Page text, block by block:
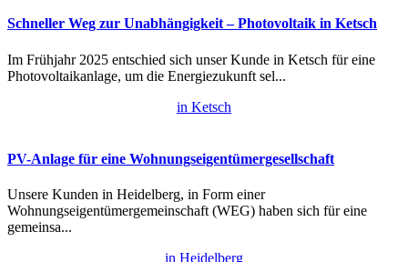
Schneller Weg zur Unabhängigkeit – Photovoltaik in Ketsch
Im Frühjahr 2025 entschied sich unser Kunde in Ketsch für eine
Photovoltaikanlage, um die Energiezukunft sel...
in Ketsch
PV-Anlage für eine Wohnungseigentümergesellschaft
Unsere Kunden in Heidelberg, in Form einer
Wohnungseigentümergemeinschaft (WEG) haben sich für eine
gemeinsa...
in Heidelberg